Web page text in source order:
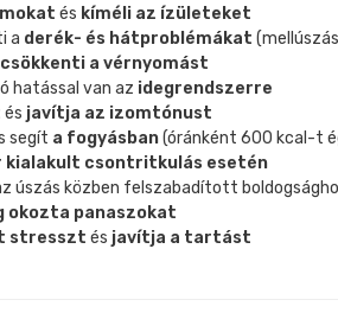
és kíméli az ízületeket
a derék- és hátproblémákat
csökkenti a vérnyomást
hatással van az idegrendszerre
és javítja az izomtónust
segít a fogyásban(óránként 600 kcal-t
kialakult csontritkulás esetén
úszás közben felszabadított
okozta panaszokat
stresszt és javítja a tartást